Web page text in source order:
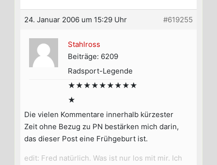
24. Januar 2006 um 15:29 Uhr #619255
Stahlross
Beiträge: 6209
Radsport-Legende
★★★★★★★★★
★
Die vielen Kommentare innerhalb kürzester
Zeit ohne Bezug zu PN bestärken mich darin,
das dieser Post eine Frühgeburt ist.
edit: Fred natürlich. Was ist nur los mit mir. Ich